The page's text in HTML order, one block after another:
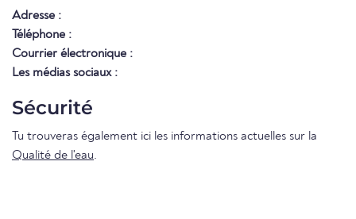
Adresse :
Téléphone :
Courrier électronique :
Les médias sociaux :
Sécurité
Tu trouveras également ici les informations actuelles sur la
Qualité de l'eau.